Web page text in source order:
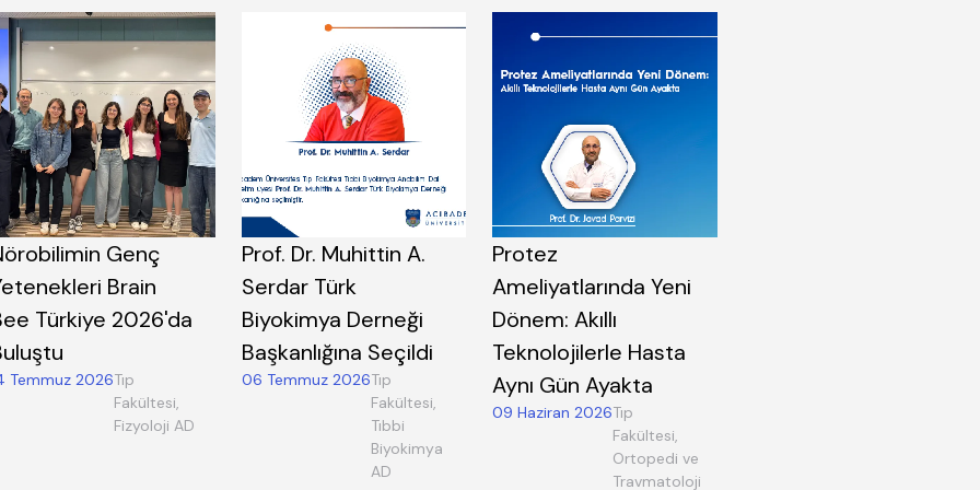
Genç
Brain
Türkiye 2026'da
Temmuz 2026Tıp
Fakültesi,
Fizyoloji AD
Prof. Dr. Muhittin A.
Serdar Türk
Biyokimya Derneği
Başkanlığına Seçildi
06 Temmuz 2026Tıp
Fakültesi,
Tıbbi
Biyokimya
AD
Protez
Ameliyatlarında Yeni
Dönem: Akıllı
Teknolojilerle Hasta
Aynı Gün Ayakta
09 Haziran 2026Tıp
Fakültesi,
Ortopedi ve
Travmatoloji